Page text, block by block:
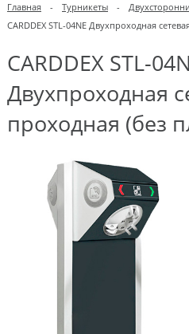
Главная - Турникеты -
CARDDEX STL-04NE Двухпроходная
CARDDEX STL-
Двухпроходная
проходная (без